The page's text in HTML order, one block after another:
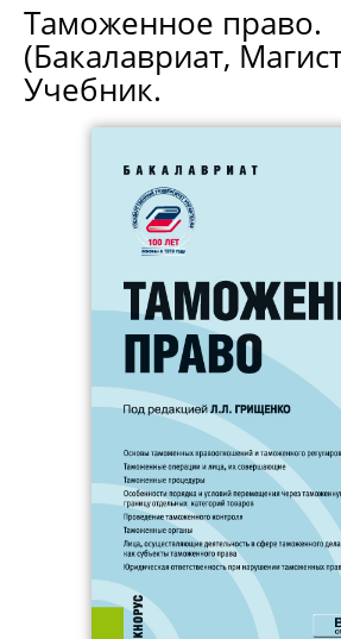
Таможенное право.
(Бакалавриат,
Учебник.